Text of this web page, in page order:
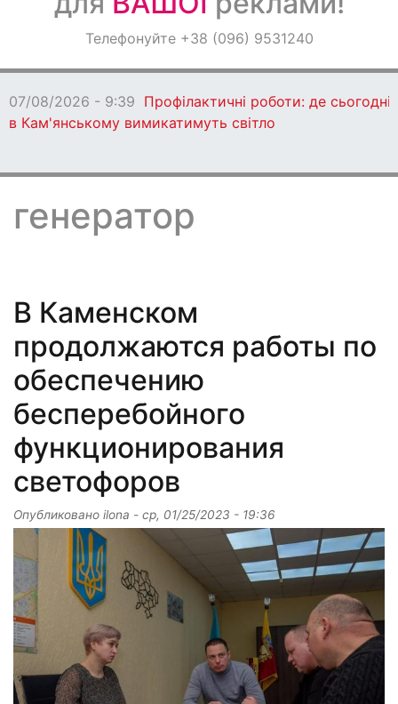
ОголошенняТелефонуйте +38 (096) 9531240
07/08/2026 - 9:39 Профілактичні роботи: де сьогодні
в Кам'янському вимикатимуть світло
генератор
В Каменском
продолжаются работы по
обеспечению
бесперебойного
функционирования
светофоров
Опубликовано ilona - ср, 01/25/2023 - 19:36